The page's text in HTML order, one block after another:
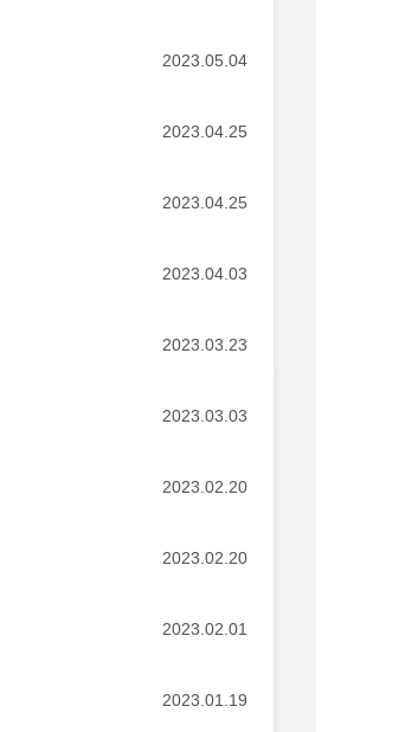
2023.05.04
2023.04.25
2023.04.25
2023.04.03
2023.03.23
2023.03.03
2023.02.20
2023.02.20
2023.02.01
2023.01.19